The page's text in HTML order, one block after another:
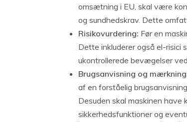
omsætning i EU, skal være
og sundhedskrav. Dette
Risikovurdering: Før en
Dette inkluderer også el-risici
ukontrollerede bevægelser
Brugsanvisning og
af en forståelig
Desuden skal maskinen
sikkerhedsfunktioner og